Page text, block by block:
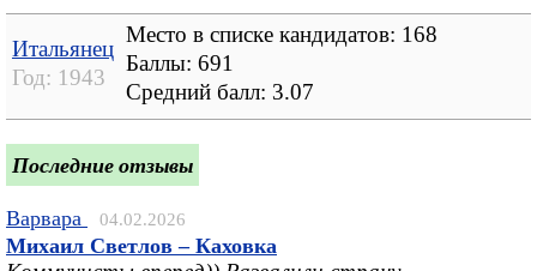
Итальянец
Год: 1943
Место в списке кандидатов: 168
Баллы: 691
Средний балл: 3.07
Последние отзывы
Варвара 04.02.2026
Михаил Светлов – Каховка